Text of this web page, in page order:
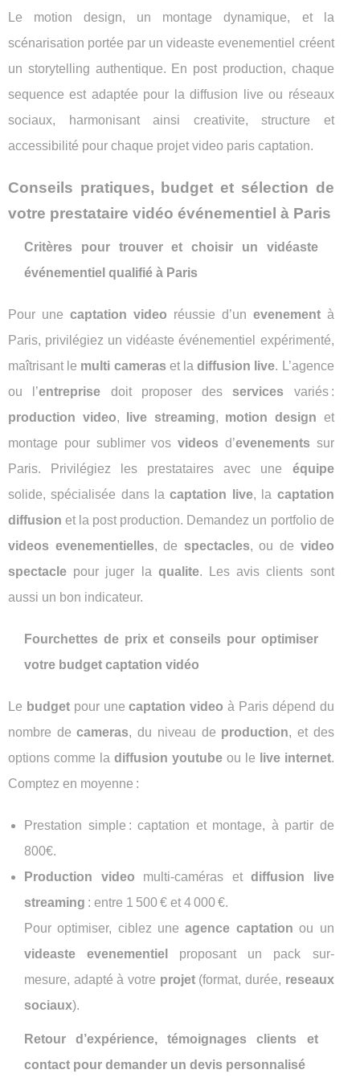
Le motion design, un montage dynamique, et la
scénarisation portée par un videaste evenementiel créent
un storytelling authentique. En post production, chaque
sequence est adaptée pour la diffusion live ou réseaux
sociaux, harmonisant ainsi creativite, structure et
accessibilité pour chaque projet video paris captation.
Conseils pratiques, budget et sélection de
votre prestataire vidéo événementiel à Paris
Critères pour trouver et choisir un vidéaste
événementiel qualifié à Paris
Pour une captation video réussie d’un evenementà
Paris, privilégiez un vidéaste événementiel expérimenté,
maîtrisant le multi cameras et ladiffusion live. L’agence
ou l’entreprise doit proposer des services variés :
production video, live streaming, motion design et
montage pour sublimer vosvideos d’evenements sur
Paris. Privilégiez les prestataires avec une équipe
solide, spécialisée dans lacaptation live, la captation
diffusion et la post production. Demandez un portfolio de
videos evenementielles, de spectacles, ou de video
spectacle pour juger la qualite. Les avis clients sont
aussi un bon indicateur.
Fourchettes de prix et conseils pour optimiser
votre budget captation vidéo
Le budgetpour unecaptation video à Paris dépend du
nombre decameras, du niveau de production, et des
options comme la diffusion youtubeou le live internet.
Comptez en moyenne :
Prestation simple : captation et montage, à partir de
800€.
Production video multi-caméras etdiffusion live
streaming : entre 1 500 € et 4 000 €.
Pour optimiser, ciblez uneagence captation ou un
videaste evenementiel
proposant un pack sur-
mesure, adapté à votre projet(format, durée, reseaux
sociaux).
Retour d’expérience, témoignages clients et
contact pour demander un devis personnalisé